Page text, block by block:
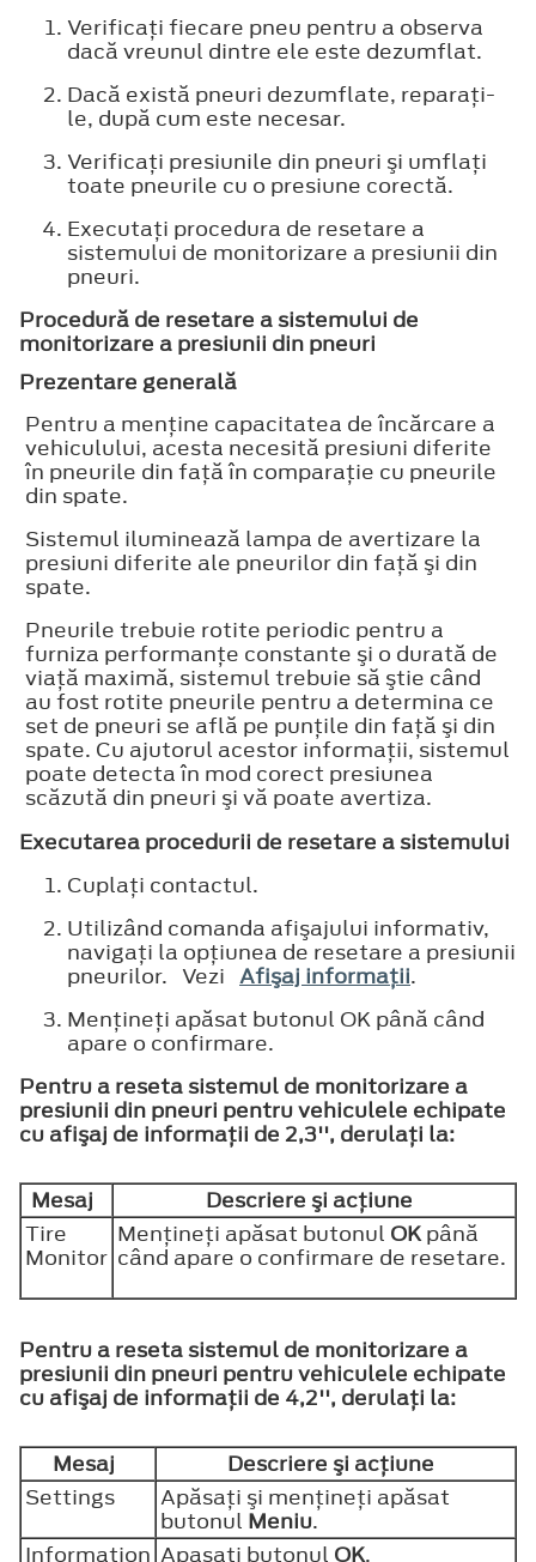
Verificaţi fiecare pneu pentru a observa
dacă vreunul dintre ele este dezumflat.
Dacă există pneuri dezumflate, reparaţi-
le, după cum este necesar.
Verificaţi presiunile din pneuri şi umflaţi
toate pneurile cu o presiune corectă.
Executaţi procedura de resetare a
sistemului de monitorizare a presiunii din
pneuri.
Procedură de resetare a sistemului de
monitorizare a presiunii din pneuri
Prezentare generală
Pentru a menţine capacitatea de încărcare a
vehiculului, acesta necesită presiuni diferite
în pneurile din faţă în comparaţie cu pneurile
din spate.
Sistemul iluminează lampa de avertizare la
presiuni diferite ale pneurilor din faţă şi din
spate.
Pneurile trebuie rotite periodic pentru a
furniza performanţe constante şi o durată de
viaţă maximă, sistemul trebuie să ştie când
au fost rotite pneurile pentru a determina ce
set de pneuri se află pe punţile din faţă şi din
spate. Cu ajutorul acestor informaţii, sistemul
poate detecta în mod corect presiunea
scăzută din pneuri şi vă poate avertiza.
Executarea procedurii de resetare a sistemului
Cuplaţi contactul.
Utilizând comanda afişajului informativ,
navigaţi la opţiunea de resetare a presiunii
pneurilor. Vezi Afişaj informaţii.
Menţineţi apăsat butonul OK până când
apare o confirmare.
Pentru a reseta sistemul de monitorizare a
presiunii din pneuri pentru vehiculele echipate
cu afişaj de informaţii de 2,3'', derulaţi la:
Mesaj
Descriere şi acţiune
Tire
Monitor
Menţineţi apăsat butonul OKpână
când apare o confirmare de resetare.
Pentru a reseta sistemul de monitorizare a
presiunii din pneuri pentru vehiculele echipate
cu afişaj de informaţii de 4,2'', derulaţi la:
Mesaj
Descriere şi acţiune
Settings
Apăsaţi şi menţineţi apăsat
butonul Meniu.
Information Apasati butonul OK.